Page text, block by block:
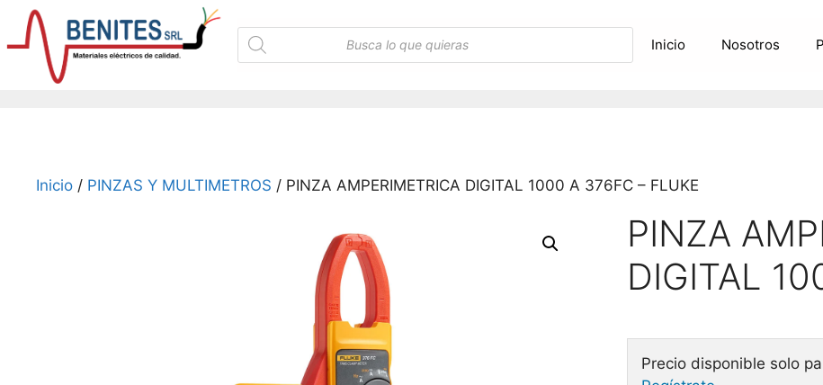
Saltar
contenido
Búsqueda
de
productos
Inicio Nosotros
Inicio / PINZAS Y MULTIMETROS / PINZA AMPERIMETRICA DIGITAL 1000 A 376FC – FLUKE
PINZA
DIGITAL
Precio disponible solo